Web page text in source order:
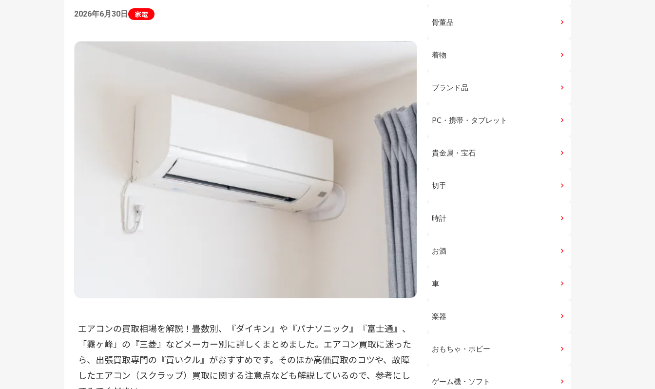
2026年6月30日 家電
エアコンの買取相場を解説！畳数別、『ダイキン』や『パナソニック』『富士通』、
「霧ヶ峰」の『三菱』などメーカー別に詳しくまとめました。エアコン買取に迷った
ら、出張買取専門の『買いクル』がおすすめです。そのほか高価買取のコツや、故障
したエアコン（スクラップ）買取に関する注意点なども解説しているので、参考にし
骨董品 keyboard_arrow_right
着物 keyboard_arrow_right
ブランド品 keyboard_arrow_right
PC・携帯・タブレット keyboard_arrow_right
貴金属・宝石 keyboard_arrow_right
切手 keyboard_arrow_right
時計 keyboard_arrow_right
お酒 keyboard_arrow_right
車 keyboard_arrow_right
楽器 keyboard_arrow_right
おもちゃ・ホビー keyboard_arrow_right
ゲーム機・ソフト keyboard_arrow_right